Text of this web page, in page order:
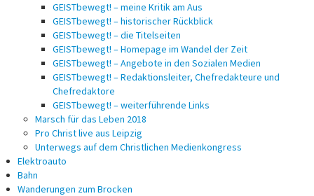
GEISTbewegt! – meine Kritik am Aus
GEISTbewegt! – historischer Rückblick
GEISTbewegt! – die Titelseiten
GEISTbewegt! – Homepage im Wandel der Zeit
GEISTbewegt! – Angebote in den Sozialen Medien
GEISTbewegt! – Redaktionsleiter, Chefredakteure und
Chefredaktore
GEISTbewegt! – weiterführende Links
Marsch für das Leben 2018
Pro Christ live aus Leipzig
Unterwegs auf dem Christlichen Medienkongress
Elektroauto
Bahn
Wanderungen zum Brocken